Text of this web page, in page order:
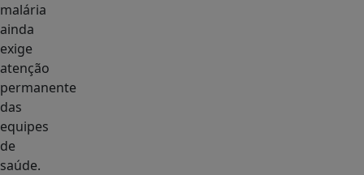
malária
ainda
exige
atenção
permanente
das
equipes
de
saúde.